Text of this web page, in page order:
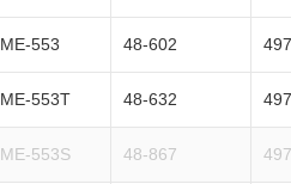
ME-553 48-602
ME-553T 48-632
ME-553S 48-867